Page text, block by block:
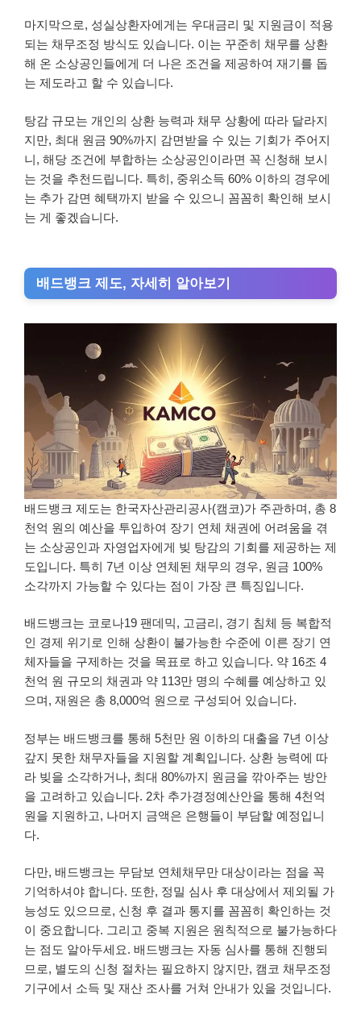
마지막으로, 성실상환자에게는 우대금리 및 지원금이 적용
되는 채무조정 방식도 있습니다. 이는 꾸준히 채무를 상환
해 온 소상공인들에게 더 나은 조건을 제공하여 재기를 돕
는 제도라고 할 수 있습니다.
탕감 규모는 개인의 상환 능력과 채무 상황에 따라 달라지
지만, 최대 원금 90%까지 감면받을 수 있는 기회가 주어지
니, 해당 조건에 부합하는 소상공인이라면 꼭 신청해 보시
는 것을 추천드립니다. 특히, 중위소득 60% 이하의 경우에
는 추가 감면 혜택까지 받을 수 있으니 꼼꼼히 확인해 보시
는 게 좋겠습니다.
배드뱅크 제도, 자세히 알아보기
배드뱅크 제도는 한국자산관리공사(캠코)가 주관하며, 총 8
천억 원의 예산을 투입하여 장기 연체 채권에 어려움을 겪
는 소상공인과 자영업자에게 빚 탕감의 기회를 제공하는 제
도입니다. 특히 7년 이상 연체된 채무의 경우, 원금 100%
소각까지 가능할 수 있다는 점이 가장 큰 특징입니다.
배드뱅크는 코로나19 팬데믹, 고금리, 경기 침체 등 복합적
인 경제 위기로 인해 상환이 불가능한 수준에 이른 장기 연
체자들을 구제하는 것을 목표로 하고 있습니다. 약 16조 4
천억 원 규모의 채권과 약 113만 명의 수혜를 예상하고 있
으며, 재원은 총 8,000억 원으로 구성되어 있습니다.
정부는 배드뱅크를 통해 5천만 원 이하의 대출을 7년 이상
갚지 못한 채무자들을 지원할 계획입니다. 상환 능력에 따
라 빚을 소각하거나, 최대 80%까지 원금을 깎아주는 방안
을 고려하고 있습니다. 2차 추가경정예산안을 통해 4천억
원을 지원하고, 나머지 금액은 은행들이 부담할 예정입니
다.
다만, 배드뱅크는 무담보 연체채무만 대상이라는 점을 꼭
기억하셔야 합니다. 또한, 정밀 심사 후 대상에서 제외될 가
능성도 있으므로, 신청 후 결과 통지를 꼼꼼히 확인하는 것
이 중요합니다. 그리고 중복 지원은 원칙적으로 불가능하다
는 점도 알아두세요. 배드뱅크는 자동 심사를 통해 진행되
므로, 별도의 신청 절차는 필요하지 않지만, 캠코 채무조정
기구에서 소득 및 재산 조사를 거쳐 안내가 있을 것입니다.